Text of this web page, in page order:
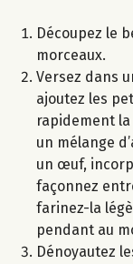
Découpez le
morceaux.
Versez dans
ajoutez les
rapidement
un mélange
un œuf,
façonnez
farinez-la
pendant au
Dénoyautez